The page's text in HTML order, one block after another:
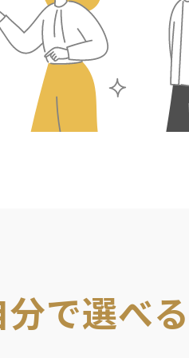
分で選べ